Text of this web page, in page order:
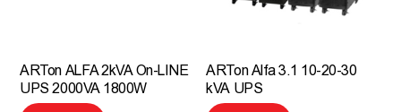
ARTon ALFA 2kVA On-LINE
UPS 2000VA 1800W
ARTon Alfa 3.1 10-20-30
kVA UPS